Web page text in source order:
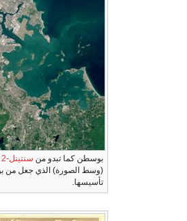
ميناء شحن رئيسي منذ